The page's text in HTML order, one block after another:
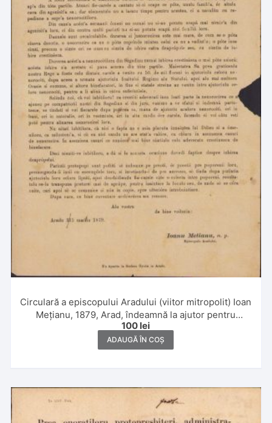
Circulară a episcopului Aradului (viitor mitropolit) Ioan
Mețianu, 1879, Arad, îndeamnă la ajutor pentru
locuitorii din Seghedin afectați de mari inundații
100 lei
ADAUGĂ ÎN COȘ